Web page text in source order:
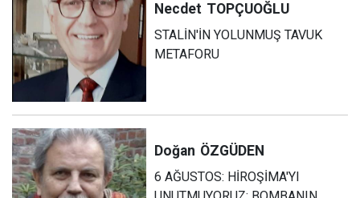
Necdet TOPÇUOĞLU
STALİN'İN YOLUNMUŞ TAVUK
METAFORU
Doğan ÖZGÜDEN
6 AĞUSTOS: HİROŞİMA'YI